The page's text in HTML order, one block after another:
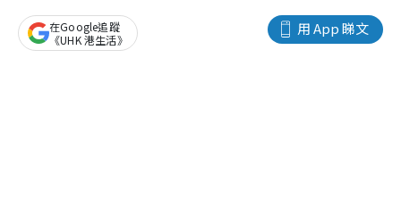
用 App 睇文
在Google追蹤
《UHK 港生活》